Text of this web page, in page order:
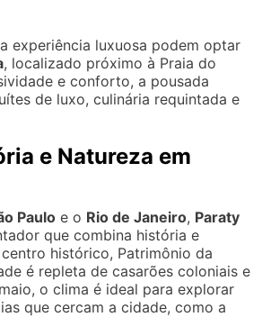
experiência luxuosa podem optar
, localizado próximo à Praia do
e conforto, a pousada
de luxo, culinária requintada e
e Natureza em
Paulo e o Rio de Janeiro, Paraty
que combina história e
histórico, Patrimônio da
é repleta de casarões coloniais e
o clima é ideal para explorar
que cercam a cidade, como a